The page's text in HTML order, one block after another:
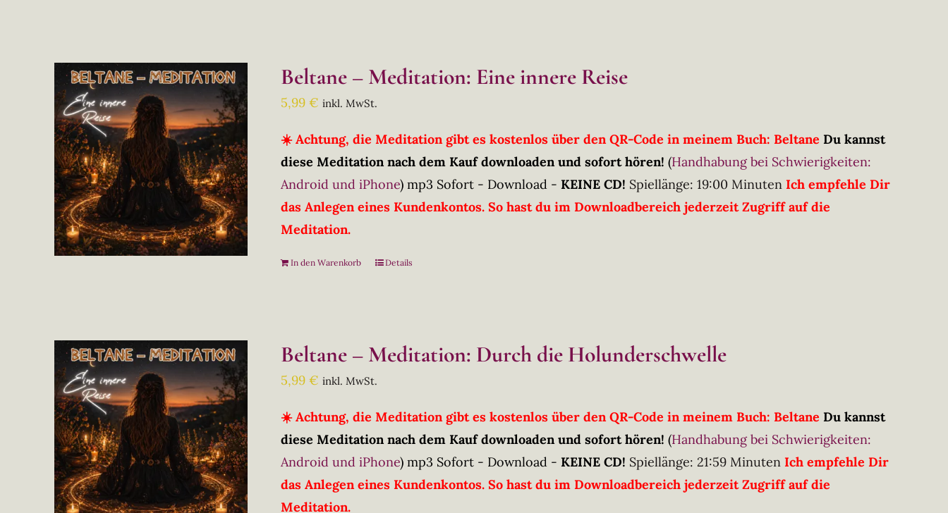
Beltane – Meditation: Eine innere Reise
5,99€ inkl. MwSt.
☀️ Achtung, die Meditation gibt es kostenlos über den QR-Code in meinem Buch: Beltane Du kannst
diese Meditation nach dem Kauf downloaden und sofort hören! (Handhabung bei Schwierigkeiten:
Android und iPhone) mp3 Sofort - Download - KEINE CD! Spiellänge: 19:00 Minuten Ich empfehle Dir
das Anlegen eines Kundenkontos. So hast du im Downloadbereich jederzeit Zugriff auf die
Meditation.
In den Warenkorb Details
Beltane – Meditation: Durch die Holunderschwelle
5,99€ inkl. MwSt.
☀️ Achtung, die Meditation gibt es kostenlos über den QR-Code in meinem Buch: Beltane Du kannst
diese Meditation nach dem Kauf downloaden und sofort hören! (Handhabung bei Schwierigkeiten:
Android und iPhone) mp3 Sofort - Download - KEINE CD! Spiellänge: 21:59 Minuten Ich empfehle Dir
das Anlegen eines Kundenkontos. So hast du im Downloadbereich jederzeit Zugriff auf die
Meditation.